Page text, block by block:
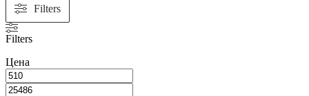
Filters
Filters
Цена